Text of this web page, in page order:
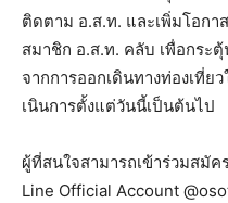
ติดตาม อ.ส.ท. และเพิ่มโอกา
สมาชิก อ.ส.ท. คลับ เพื่อกระตุ้
จากการออกเดินทางท่องเที่ย
เนินการตั้งแต่วันนี้เป็นต้นไป
ผู้ที่สนใจสามารถเข้าร่วมสมั
Line Official Account